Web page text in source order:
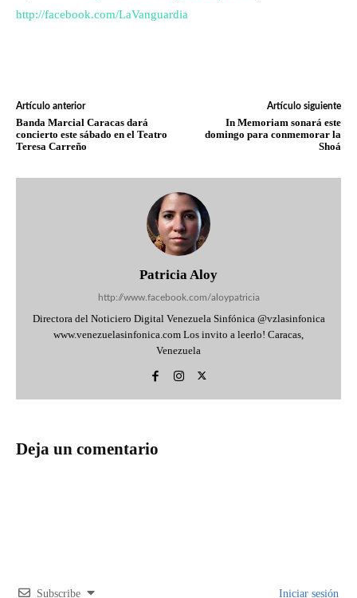
http://facebook.com/LaVanguardia
Artículo anterior
Banda Marcial Caracas dará
concierto este sábado en el Teatro
Teresa Carreño
Artículo siguiente
In Memoriam sonará este
domingo para conmemorar la
Shoá
Patricia Aloy
http://www.facebook.com/aloypatricia
Directora del Noticiero Digital Venezuela Sinfónica @vzlasinfonica
www.venezuelasinfonica.com Los invito a leerlo! Caracas,
Venezuela
Deja un comentario
Subscribe Iniciar sesión